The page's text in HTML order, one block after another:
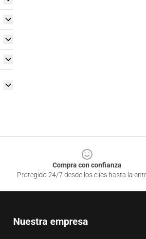
Compra con confianza
Protegido 24/7 desde los clics hasta la
Nuestra empresa